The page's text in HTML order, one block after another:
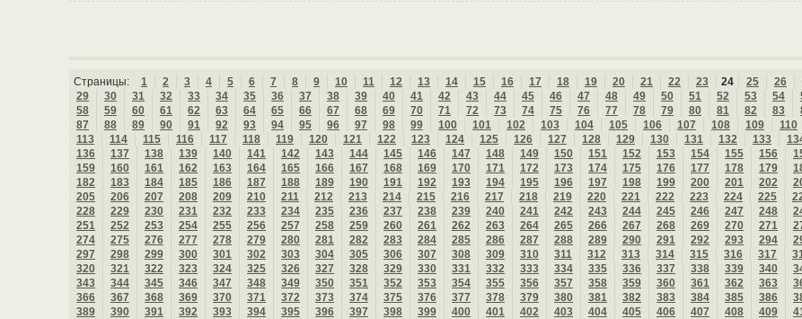
Страницы: 1 2 3 4 5 6 7 8 9 10 11 12 13 14 15 16 17 18 19 20 21 22 23 24 25 26
29
30 31 32 33 34 35 36 37 38 39 40 41 42 43 44 45 46 47 48 49 50 51 52 53 54
58
59 60 61 62 63 64 65 66 67 68 69 70 71 72 73 74 75 76 77 78 79 80 81 82 83
87
88 89 90 91 92 93 94 95 96 97 98 99 100 101 102 103 104 105 106 107 108 109 110
113
114 115 116 117 118 119 120 121 122 123 124 125 126 127 128 129 130 131 132 133
136
137 138 139 140 141 142 143 144 145 146 147 148 149 150 151 152 153 154 155 156
159
160 161 162 163 164 165 166 167 168 169 170 171 172 173 174 175 176 177 178 179
182
183 184 185 186 187 188 189 190 191 192 193 194 195 196 197 198 199 200 201 202
205
206 207 208 209 210 211 212 213 214 215 216 217 218 219 220 221 222 223 224 225
228
229 230 231 232 233 234 235 236 237 238 239 240 241 242 243 244 245 246 247 248
251
252 253 254 255 256 257 258 259 260 261 262 263 264 265 266 267 268 269 270 271
274
275 276 277 278 279 280 281 282 283 284 285 286 287 288 289 290 291 292 293 294
297
298 299 300 301 302 303 304 305 306 307 308 309 310 311 312 313 314 315 316 317
320
321 322 323 324 325 326 327 328 329 330 331 332 333 334 335 336 337 338 339 340
343
344 345 346 347 348 349 350 351 352 353 354 355 356 357 358 359 360 361 362 363
366
367 368 369 370 371 372 373 374 375 376 377 378 379 380 381 382 383 384 385 386
389
390 391 392 393 394 395 396 397 398 399 400 401 402 403 404 405 406 407 408 409